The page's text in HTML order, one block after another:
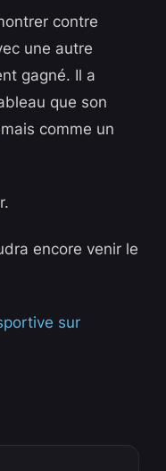
contre
une autre
gagné. Il a
que son
comme un
encore venir le
sur